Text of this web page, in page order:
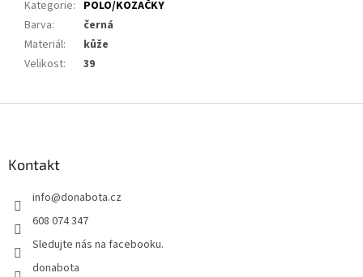
Kategorie: POLO/KOZAČKY
Barva:
černá
Materiál:
kůže
Velikost: 39
Kontakt
info@donabota.cz
608 074 347
Sledujte nás na facebooku.
donabota